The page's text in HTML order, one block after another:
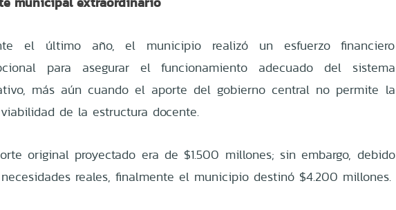
el último año, el municipio realizó un esfuerzo financiero
para asegurar el funcionamiento adecuado del sistema
más aún cuando el aporte del gobierno central no permite la
de la estructura docente.
original proyectado era de $1.500 millones; sin embargo, debido
reales, finalmente el municipio destinó $4.200 millones.